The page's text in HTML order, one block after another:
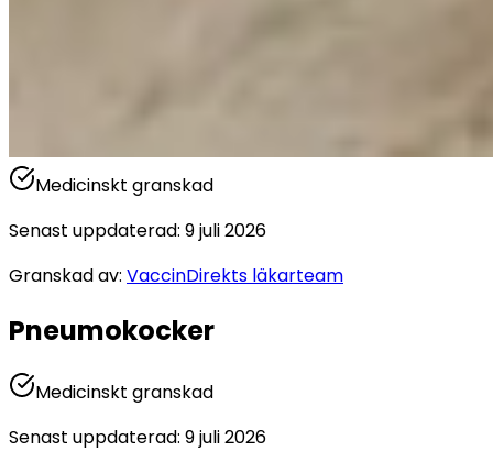
Medicinskt granskad
Senast uppdaterad: 9 juli 2026
Granskad av: VaccinDirekts läkarteam
Pneumokocker
Medicinskt granskad
Senast uppdaterad: 9 juli 2026